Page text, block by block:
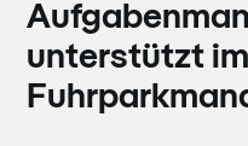
unterstützt im